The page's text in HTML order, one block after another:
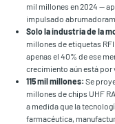
mil millones en 2024 —
impulsado
Solo la industria de la
millones de etiquetas
apenas el 40% de ese
crecimiento aún está por
115 mil millones: Se
millones de chips UHF
a medida que la
farmacéutica,